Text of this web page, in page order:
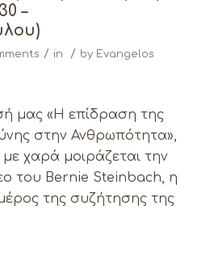
–
/ in / by Evangelos
μας «Η επίδραση της
στην Ανθρωπότητα»,
χαρά μοιράζεται την
του Bernie Steinbach, η
της συζήτησης της